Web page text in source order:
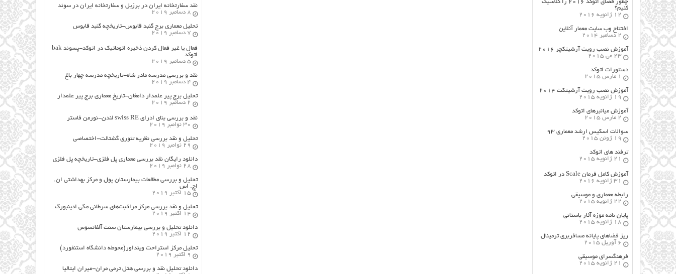
چطور فضای اتوکد ۲۰۱۶ را کلاسیک
کنیم؟
12 ژانویه 2016
افتتاح وب سایت معمار آنلاین
2 دسامبر 2014
آموزش نصب رویت آرشیتکچر ۲۰۱۶
23 می 2015
دستورات اتوکد
1 مارس 2015
آموزش نصب رویت آرشیتکت ۲۰۱۴
19 ژانویه 2015
آموزش میانبرهای اتوکد
2 مارس 2015
سوالات اسکیس ارشد معماری ۹۳
19 ژوئن 2015
ترفند های اتوکد
21 ژانویه 2015
آموزش کامل فرمان Scale در اتوکد
31 ژانویه 2016
رابطه معماری و موسیقی
22 ژانویه 2015
پایان نامه موزه آثار باستانی
18 ژانویه 2015
ریز فضاهای پایانه مسافربری ترمینال
6 آوریل 2015
فرهنگسراي موسيقي
21 ژانویه 2015
نقد سفارتخانه ایران در برزیل و سفارتخانه ایران در سوئد
8 دسامبر 2019
تحلیل معماری برج گنبد قابوس-تاریخچه گنبد قابوس
7 دسامبر 2019
فعال یا غیر فعال کردن ذخیره اتوماتیک در اتوکد-پسوند bak
اتوکد
5 دسامبر 2019
نقد و بررسی مدرسه مادر شاه-تاریخچه مدرسه چهار باغ
4 دسامبر 2019
تحلیل برج پیر علمدار دامغان-تاریخ معماری برج پیر علمدار
2 دسامبر 2019
نقد و بررسی بنای ادرای swiss RE لندن-نورمن فاستر
30 نوامبر 2019
تحلیل و نقد بررسی نظریه تئوری گشتالت-اختصاصی
29 نوامبر 2019
دانلود رایگان نقد بررسی معماری پل فلزی-تاریخچه پل فلزی
28 نوامبر 2019
تحلیل و بررسی مطالعات بیمارستان پول و مرکز بهداشتی ان.
اچ. اس
15 اکتبر 2019
تحلیل و نقد بررسی مرکز مراقبت‌های سرطانی مگی ادینبورگ
14 اکتبر 2019
دانلود تحلیل و بررسی بیمارستان سنت آلفانسوس
12 اکتبر 2019
تحلیل مرکز استراحت وینداور(محوطه دانشگاه استنفورد)
9 اکتبر 2019
دانلود تحلیل نقد و بررسی هتل ترمی مران-میران ایتالیا